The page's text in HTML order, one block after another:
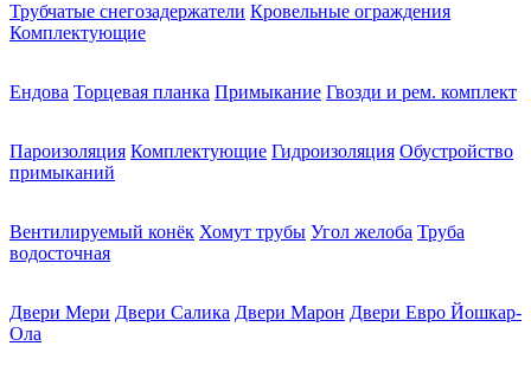
Трубчатые снегозадержатели Кровельные ограждения
Комплектующие
Ендова Торцевая планка Примыкание Гвозди и рем. комплект
Пароизоляция Комплектующие Гидроизоляция Обустройство
примыканий
Вентилируемый конёк Хомут трубы Угол желоба Труба
водосточная
Двери Мери Двери Салика Двери Марон Двери Евро Йошкар-
Ола